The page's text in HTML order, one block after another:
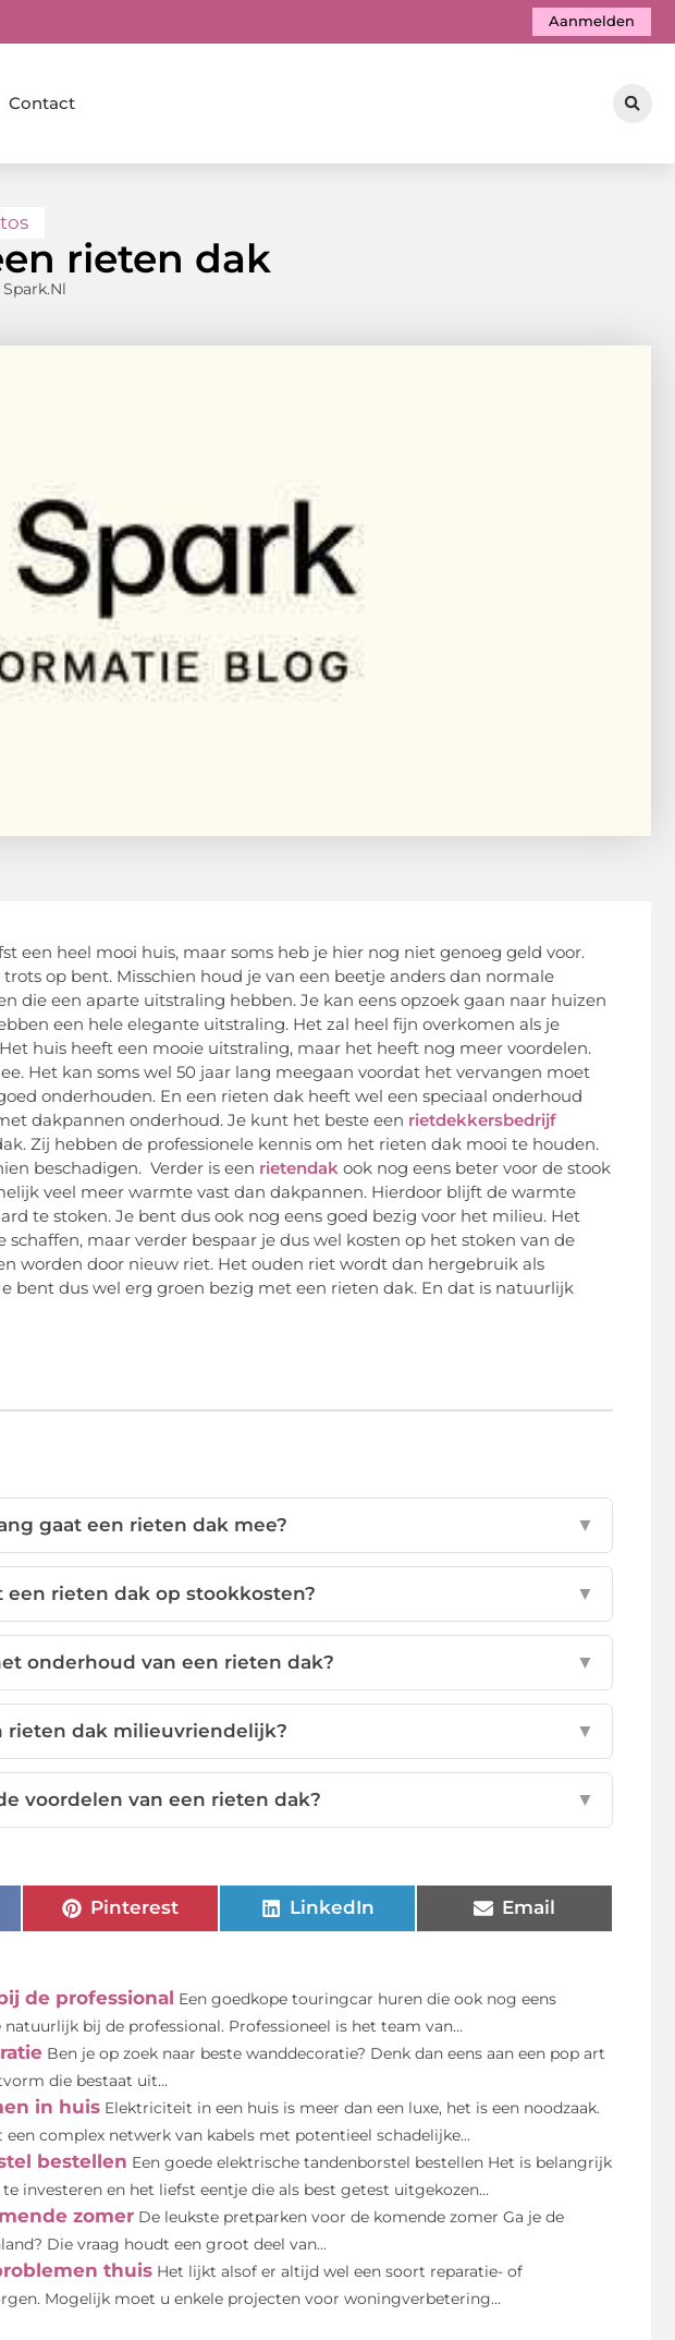
Aanmelden
Contact
rieten dak
een heel mooi huis, maar soms heb je hier nog niet genoeg geld voor.
op bent. Misschien houd je van een beetje anders dan normale
die een aparte uitstraling hebben. Je kan eens opzoek gaan naar huizen
een hele elegante uitstraling. Het zal heel fijn overkomen als je
huis heeft een mooie uitstraling, maar het heeft nog meer voordelen.
Het kan soms wel 50 jaar lang meegaan voordat het vervangen moet
onderhouden. En een rieten dak heeft wel een speciaal onderhoud
dakpannen onderhoud. Je kunt het beste een rietdekkersbedrijf
Zij hebben de professionele kennis om het rieten dak mooi te houden.
beschadigen. Verder is een rietendak ook nog eens beter voor de stook
veel meer warmte vast dan dakpannen. Hierdoor blijft de warmte
te stoken. Je bent dus ook nog eens goed bezig voor het milieu. Het
maar verder bespaar je dus wel kosten op het stoken van de
worden door nieuw riet. Het ouden riet wordt dan hergebruik als
bent dus wel erg groen bezig met een rieten dak. En dat is natuurlijk
gaat een rieten dak mee? ▼
een rieten dak op stookkosten? ▼
onderhoud van een rieten dak? ▼
rieten dak milieuvriendelijk? ▼
voordelen van een rieten dak? ▼
Pinterest LinkedIn Email
de professional Een goedkope touringcar huren die ook nog eens
bij de professional. Professioneel is het team van...
Ben je op zoek naar beste wanddecoratie? Denk dan eens aan een pop art
die bestaat uit...
in huis Elektriciteit in een huis is meer dan een luxe, het is een noodzaak.
complex netwerk van kabels met potentieel schadelijke...
bestellen Een goede elektrische tandenborstel bestellen Het is belangrijk
investeren en het liefst eentje die als best getest uitgekozen...
zomer De leukste pretparken voor de komende zomer Ga je de
Die vraag houdt een groot deel van...
thuis Het lijkt alsof er altijd wel een soort reparatie- of
Mogelijk moet u enkele projecten voor woningverbetering...